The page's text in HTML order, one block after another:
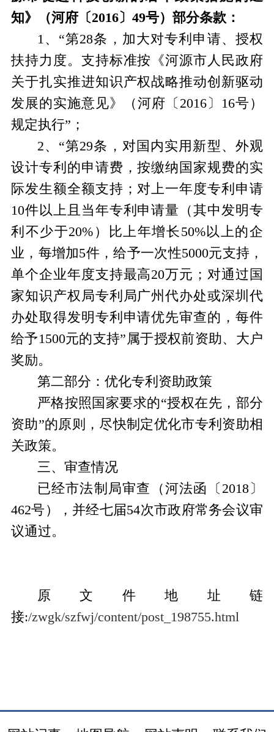
知》（河府〔 2016〕 49号）部分条款：
1 、“第28条，加大对专利申请、授权
扶持力度。支持标准按《河源市人民政府
关于扎实推进知识产权战略推动创新驱动
发展的实施意见》（河府〔 2016 〕 16号）
规定执行”；
2、“第29条，对国内实用新型、外观
设计专利的申请费，按缴纳国家规费的实
际发生额全额支持；对上一年度专利申请
10件以上且当年专利申请量（其中发明专
利不少于20% ）比上年增长 50%以上的企
业，每增加5件，给予一次性5000元支持，
单个企业年度支持最高20万元；对通过国
家知识产权局专利局广州代办处或深圳代
办处取得发明专利申请优先审查的，每件
给予1500元的支持”属于授权前资助、大户
奖励。
第二部分：优化专利资助政策
严格按照国家要求的“授权在先，部分
资助”的原则，尽快制定优化市专利资助相
关政策。
三、审查情况
已经市法制局审查（河法函〔 2018〕
462号），并经七届54次市政府常务会议审
议通过。
原文件地址链
接:/zwgk/szfwj/content/post_198755.html